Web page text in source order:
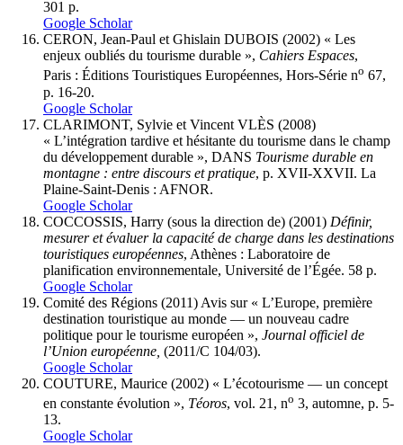
301 p.
Google Scholar
CERON, Jean-Paul et Ghislain DUBOIS (2002) « Les
enjeux oubliés du tourisme durable », Cahiers Espaces,
Paris : Éditions Touristiques Européennes, Hors-Série no 67,
p. 16-20.
Google Scholar
CLARIMONT, Sylvie et Vincent VLÈS (2008)
« L’intégration tardive et hésitante du tourisme dans le champ
du développement durable », DANS Tourisme durable en
montagne : entre discours et pratique, p. XVII-XXVII. La
Plaine-Saint-Denis : AFNOR.
Google Scholar
COCCOSSIS, Harry (sous la direction de) (2001) Définir,
mesurer et évaluer la capacité de charge dans les destinations
touristiques européennes, Athènes : Laboratoire de
planification environnementale, Université de l’Égée. 58 p.
Google Scholar
Comité des Régions (2011) Avis sur « L’Europe, première
destination touristique au monde — un nouveau cadre
politique pour le tourisme européen », Journal officiel de
l’Union européenne, (2011/C 104/03).
Google Scholar
COUTURE, Maurice (2002) « L’écotourisme — un concept
en constante évolution », Téoros, vol. 21, no 3, automne, p. 5-
13.
Google Scholar